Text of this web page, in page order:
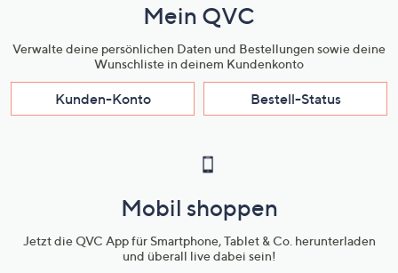
Mein QVC
Verwalte deine persönlichen Daten und Bestellungen sowie deine
Wunschliste in deinem Kundenkonto
Kunden-Konto Bestell-Status
Mobil shoppen
Jetzt die QVC App für Smartphone, Tablet & Co. herunterladen
und überall live dabei sein!